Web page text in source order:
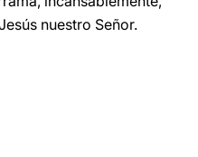
nuestro Señor.